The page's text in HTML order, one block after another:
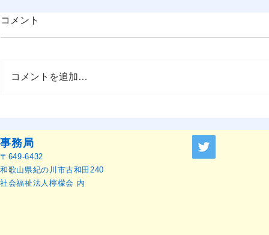
催のお知らせ
ャーナル』
せ
コメント
コメントを追加…
事務局
〒649-6432
和歌山県紀の川市古和田240
社会福祉法人檸檬会 内